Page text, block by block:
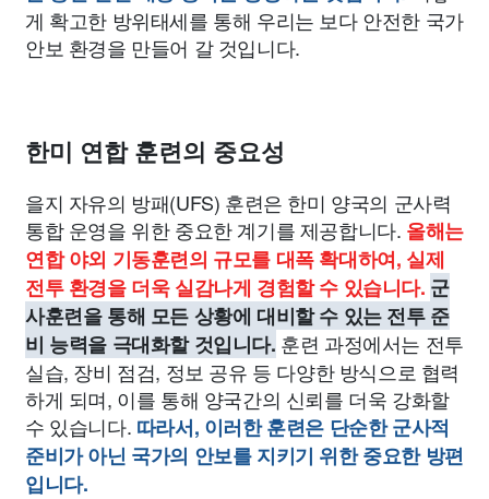
게 확고한 방위태세를 통해 우리는 보다 안전한 국가
안보 환경을 만들어 갈 것입니다.
한미 연합 훈련의 중요성
을지 자유의 방패(UFS) 훈련은 한미 양국의 군사력
통합 운영을 위한 중요한 계기를 제공합니다. 올해는
연합 야외 기동훈련의 규모를 대폭 확대하여, 실제
전투 환경을 더욱 실감나게 경험할 수 있습니다. 군
사훈련을 통해 모든 상황에 대비할 수 있는 전투 준
비 능력을 극대화할 것입니다. 훈련 과정에서는 전투
실습, 장비 점검, 정보 공유 등 다양한 방식으로 협력
하게 되며, 이를 통해 양국간의 신뢰를 더욱 강화할
수 있습니다. 따라서, 이러한 훈련은 단순한 군사적
준비가 아닌 국가의 안보를 지키기 위한 중요한 방편
입니다.